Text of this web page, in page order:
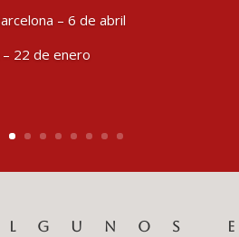
– 6 de abril
– 22 de enero